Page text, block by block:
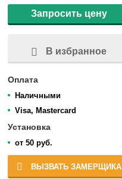
Запросить цену
В избранное
Оплата
Наличными
Visa, Mastercard
Установка
от 50 руб.
ВЫЗВАТЬ ЗАМЕРЩИКА